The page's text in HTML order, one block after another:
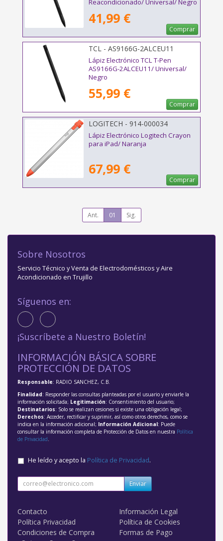
41,99 €
Comprar
TCL - AS9166G-2ALCEU11
Lápiz Electrónico TCL T-Pen
AS9166G-2ALCEU11/ Universal/
Negro
55,99 €
Comprar
LOGITECH - 914-000034
Lápiz Electrónico Logitech Crayon
para iPad/ Naranja
67,99 €
Comprar
Ant. 01 Sig.
Sobre Nosotros
Servicio Técnico y Venta de Electrodomésticos y Aire
Acondicionado en Trujillo
Síguenos en:
¡Suscríbete a Nuestro Boletín!
INFORMACIÓN BÁSICA SOBRE
PROTECCIÓN DE DATOS
Responsable: RADIO SANCHEZ, C.B.
Finalidad: Responder las consultas planteadas por el usuario y enviarle la
información solicitada; Legitimación: Consentimiento del usuario;
Destinatarios: Solo se realizan cesiones si existe una obligación legal;
Derechos: Acceder, rectificar y suprimir, así como otros derechos, como se
indica en la información adicional; Información Adicional: Puede
consultar la información completa de Protección de Datos en nuestra Política
de Privacidad
He leído y acepto la Política de Privacidad.
Enviar
Contacto
Información Legal
Política Privacidad
Política de Cookies
Condiciones de Compra
Formas de Pago